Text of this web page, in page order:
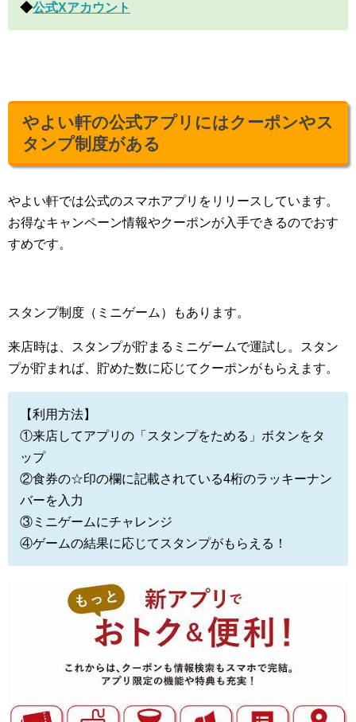
◆公式Xアカウント
やよい軒の公式アプリにはクーポンやス
タンプ制度がある
やよい軒では公式のスマホアプリをリリースしています。
お得なキャンペーン情報やクーポンが入手できるのでおす
すめです。
スタンプ制度（ミニゲーム）もあります。
来店時は、スタンプが貯まるミニゲームで運試し。スタン
プが貯まれば、貯めた数に応じてクーポンがもらえます。
【利用方法】
①来店してアプリの「スタンプをためる」ボタンをタ
ップ
②食券の☆印の欄に記載されている4桁のラッキーナン
バーを入力
③ミニゲームにチャレンジ
④ゲームの結果に応じてスタンプがもらえる！